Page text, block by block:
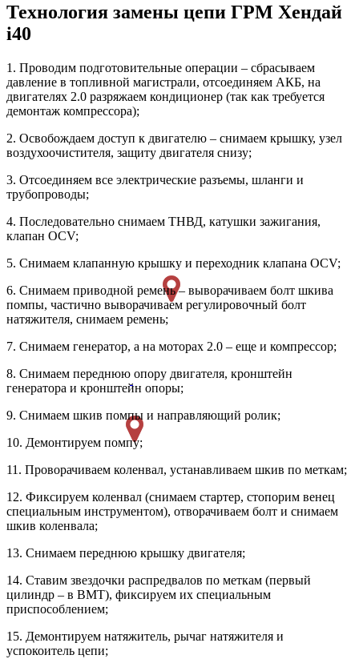
Технология замены цепи ГРМ Хендай
i40
1. Проводим подготовительные операции – сбрасываем
давление в топливной магистрали, отсоединяем АКБ, на
двигателях 2.0 разряжаем кондиционер (так как требуется
демонтаж компрессора);
2. Освобождаем доступ к двигателю – снимаем крышку, узел
воздухоочистителя, защиту двигателя снизу;
3. Отсоединяем все электрические разъемы, шланги и
трубопроводы;
4. Последовательно снимаем ТНВД, катушки зажигания,
клапан OCV;
5. Снимаем клапанную крышку и переходник клапана OCV;
6. Снимаем приводной ремень – выворачиваем болт шкива
помпы, частично выворачиваем регулировочный болт
натяжителя, снимаем ремень;
7. Снимаем генератор, а на моторах 2.0 – еще и компрессор;
8. Снимаем переднюю опору двигателя, кронштейн
генератора и кронштейн опоры;
9. Снимаем шкив помпы и направляющий ролик;
10. Демонтируем помпу;
11. Проворачиваем коленвал, устанавливаем шкив по меткам;
12. Фиксируем коленвал (снимаем стартер, стопорим венец
специальным инструментом), отворачиваем болт и снимаем
шкив коленвала;
13. Снимаем переднюю крышку двигателя;
14. Ставим звездочки распредвалов по меткам (первый
цилиндр – в ВМТ), фиксируем их специальным
приспособлением;
15. Демонтируем натяжитель, рычаг натяжителя и
успокоитель цепи;